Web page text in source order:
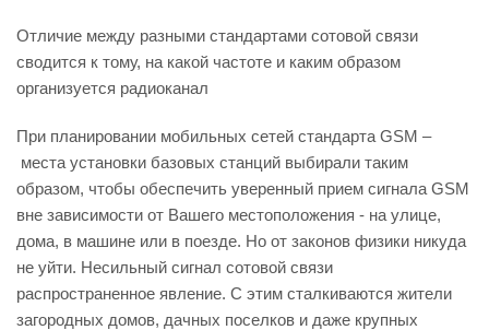
Отличие между разными стандартами сотовой связи
сводится к тому, на какой частоте и каким образом
организуется радиоканал
При планировании мобильных сетей стандарта GSM –
места установки базовых станций выбирали таким
образом, чтобы обеспечить уверенный прием сигнала GSM
вне зависимости от Вашего местоположения - на улице,
дома, в машине или в поезде. Но от законов физики никуда
не уйти. Несильный сигнал сотовой связи
распространенное явление. С этим сталкиваются жители
загородных домов, дачных поселков и даже крупных